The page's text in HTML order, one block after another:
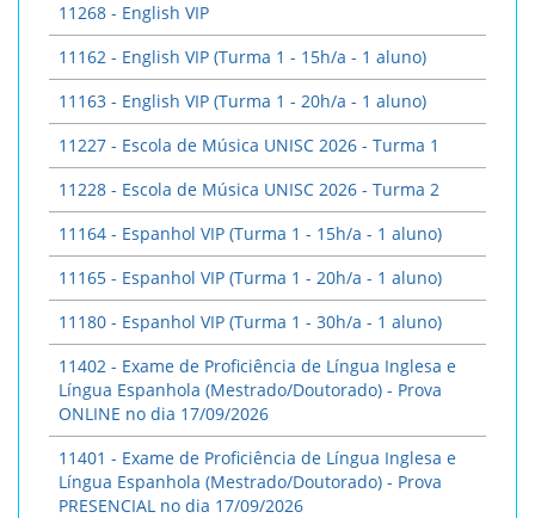
11268 - English VIP
11162 - English VIP (Turma 1 - 15h/a - 1 aluno)
11163 - English VIP (Turma 1 - 20h/a - 1 aluno)
11227 - Escola de Música UNISC 2026 - Turma 1
11228 - Escola de Música UNISC 2026 - Turma 2
11164 - Espanhol VIP (Turma 1 - 15h/a - 1 aluno)
11165 - Espanhol VIP (Turma 1 - 20h/a - 1 aluno)
11180 - Espanhol VIP (Turma 1 - 30h/a - 1 aluno)
11402 - Exame de Proficiência de Língua Inglesa e
Língua Espanhola (Mestrado/Doutorado) - Prova
ONLINE no dia 17/09/2026
11401 - Exame de Proficiência de Língua Inglesa e
Língua Espanhola (Mestrado/Doutorado) - Prova
PRESENCIAL no dia 17/09/2026